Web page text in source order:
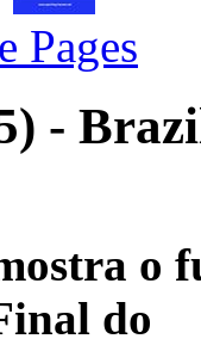
Pages
-
o
do